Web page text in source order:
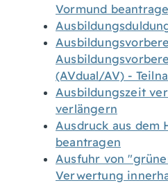
Vormund
(AVdual/AV) -
Ausbildungszeit
verlängern
Ausdruck aus dem
beantragen
Ausfuhr von
Verwertung